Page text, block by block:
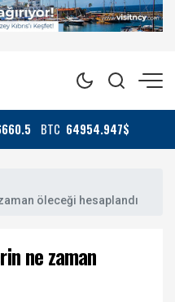
BTC 64954.947$
öleceği hesaplandı
ne zaman